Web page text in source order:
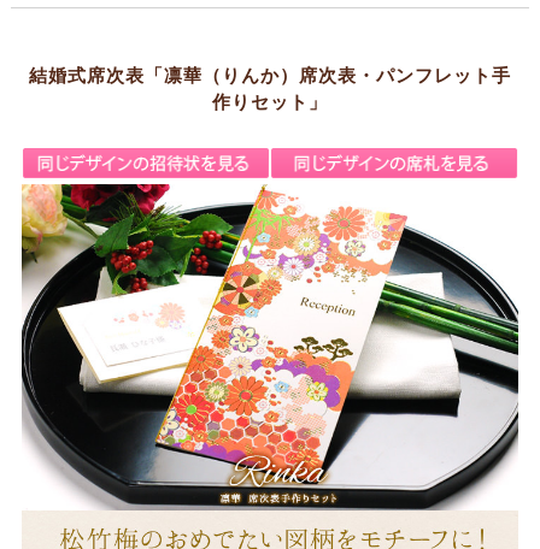
結婚式席次表「凛華（りんか）席次表・パンフレット手
作りセット」